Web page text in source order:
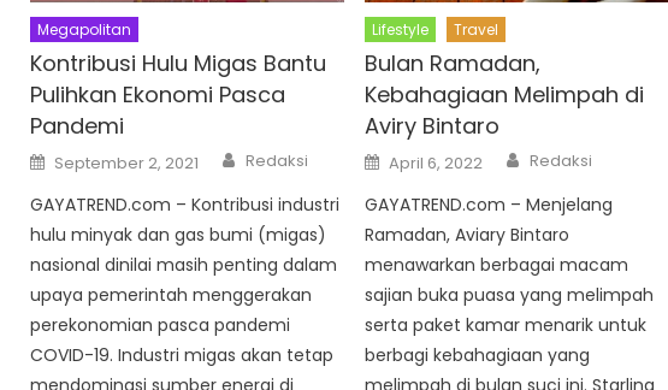
Megapolitan
Kontribusi Hulu Migas Bantu
Pulihkan Ekonomi Pasca
Pandemi
Posted
on
September 2, 2021 Author
Redaksi
GAYATREND.com – Kontribusi industri
hulu minyak dan gas bumi (migas)
nasional dinilai masih penting dalam
upaya pemerintah menggerakan
perekonomian pasca pandemi
COVID-19. Industri migas akan tetap
Lifestyle Travel
Bulan Ramadan,
Kebahagiaan Melimpah di
Aviry Bintaro
Posted
on
April 6, 2022 Author
Redaksi
GAYATREND.com – Menjelang
Ramadan, Aviary Bintaro
menawarkan berbagai macam
sajian buka puasa yang melimpah
serta paket kamar menarik untuk
berbagi kebahagiaan yang